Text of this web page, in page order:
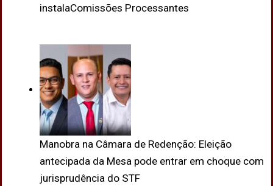
instalaComissões Processantes
Manobra na Câmara de Redenção: Eleição
antecipada da Mesa pode entrar em choque com
jurisprudência do STF